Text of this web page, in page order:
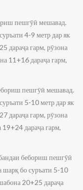
пешгӯӣ мешавад.
4-9 метр дар як
дараҷа гарм, рӯзона
11+16 дараҷа гарм,
пешгӯӣ мешавад.
5-10 метр дар як
дараҷа гарм, рӯзона
дараҷа гарм,
бебориш пешгӯӣ
шарқ бо суръати 5-10
20+25 дараҷа